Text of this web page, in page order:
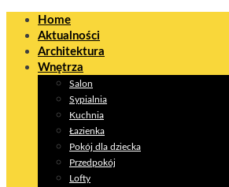
Home
Aktualności
Architektura
Wnętrza
Salon
Sypialnia
Kuchnia
Łazienka
Pokój dla dziecka
Przedpokój
Lofty